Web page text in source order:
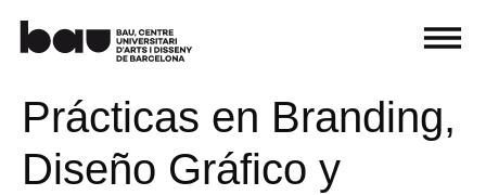
Prácticas en Branding,
Diseño Gráfico y